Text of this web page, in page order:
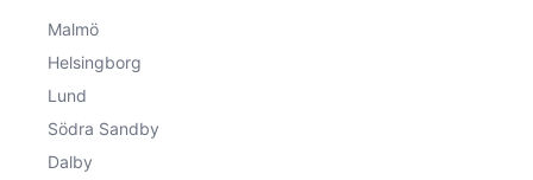
Malmö
Helsingborg
Lund
Södra Sandby
Dalby